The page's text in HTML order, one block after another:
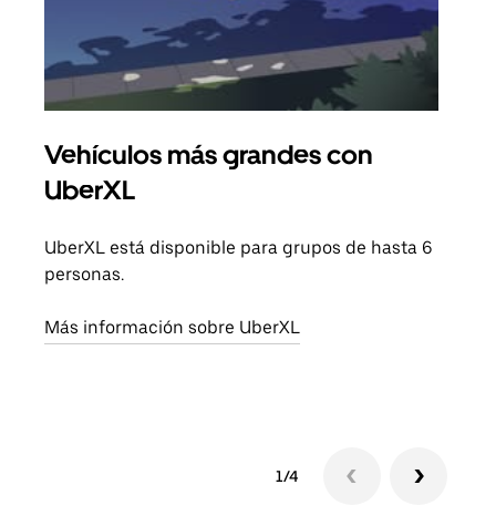
Vehículos más grandes con
UberXL
UberXL está disponible para grupos de hasta 6
personas.
Más información sobre UberXL
1/4